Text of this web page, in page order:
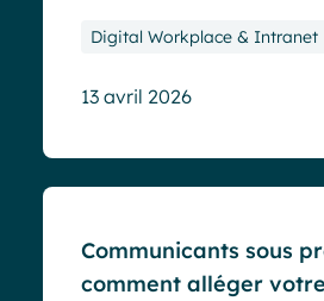
Digital Workplace & Intranet
13 avril 2026
Communicants sous
comment alléger